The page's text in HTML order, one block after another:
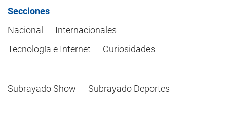
Secciones
Nacional
Internacionales
Tecnología e Internet
Curiosidades
Subrayado Show Subrayado Deportes